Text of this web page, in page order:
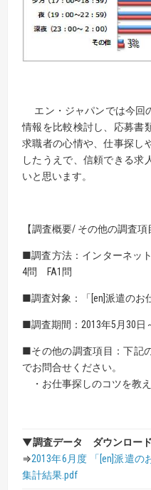
エン・ジャパンでは今回
情報を比較検討し、応募書
求職者の心情や、仕事探し
したうえで、信頼できる求
いと思います。
【調査概要/ その他の調査項
■調査方法：インターネッ
4問 FA1問
■調査対象：「[en]派遣の
■調査期間：2013年5月30日
■その他の調査項目：下記
でお問合せください。
・お仕事探しのコツを教え
▼調査データ ダウンロード
⇒2013年6月度 「[en]派遣
集計結果.pdf